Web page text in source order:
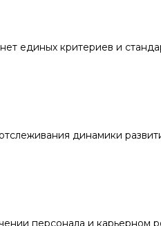
единых критериев и
динамики
персонала и карьерном